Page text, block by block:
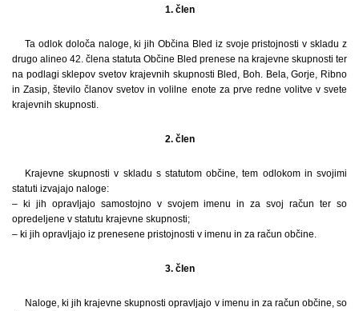
1. člen
Ta odlok določa naloge, ki jih Občina Bled iz svoje pristojnosti v skladu z
drugo alineo 42. člena statuta Občine Bled prenese na krajevne skupnosti ter
na podlagi sklepov svetov krajevnih skupnosti Bled, Boh. Bela, Gorje, Ribno
in Zasip, število članov svetov in volilne enote za prve redne volitve v svete
krajevnih skupnosti.
2. člen
Krajevne skupnosti v skladu s statutom občine, tem odlokom in svojimi
statuti izvajajo naloge:
– ki jih opravljajo samostojno v svojem imenu in za svoj račun ter so
opredeljene v statutu krajevne skupnosti;
– ki jih opravljajo iz prenesene pristojnosti v imenu in za račun občine.
3. člen
Naloge, ki jih krajevne skupnosti opravljajo v imenu in za račun občine, so